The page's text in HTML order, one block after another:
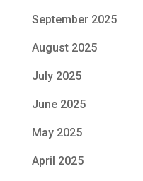
September 2025
August 2025
July 2025
June 2025
May 2025
April 2025